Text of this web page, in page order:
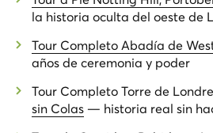
la historia oculta del oeste de
Tour Completo Abadía de
años de ceremonia y poder
Tour Completo Torre de
sin Colas — historia real sin